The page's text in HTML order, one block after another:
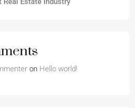
on Hello world!